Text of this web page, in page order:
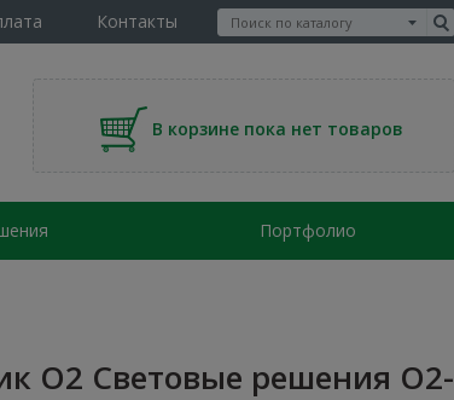
Контакты
В корзине пока нет товаров
Портфолио
О2 Световые решения О2-